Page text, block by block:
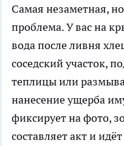
Самая незаметная,
проблема. У вас на
вода после ливня
соседский участок,
теплицы или
нанесение ущерба
фиксирует на фото,
составляет акт и